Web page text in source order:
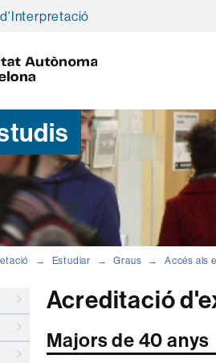
A
Estudiar Graus Accés als
Acreditació
Majors de 40 anys